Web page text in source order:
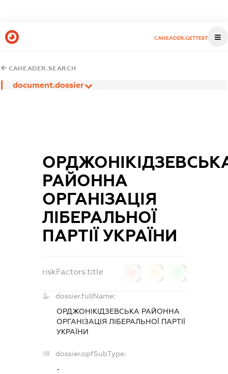
CAHEADER.GETTEST
CAHEADER.SEARCH
document.dossier
РАЙОННА
ОРГАНІЗАЦІЯ
ЛІБЕРАЛЬНОЇ
ПАРТІЇ УКРАЇНИ
riskFactors.title
dossier.fullName:
ОРДЖОНІКІДЗЕВСЬКА РАЙОННА
ОРГАНІЗАЦІЯ ЛІБЕРАЛЬНОЇ ПАРТІЇ
УКРАЇНИ
dossier.opfSubType:
-